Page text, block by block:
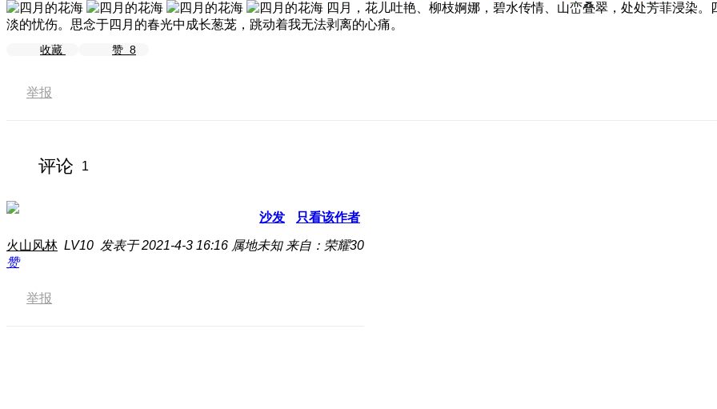
四月，花儿吐艳、柳枝婀娜，碧水传情、山峦叠翠，处处芳菲浸染
淡的忧伤。思念于四月的春光中成长葱茏，跳动着我无法剥离的心痛。
收藏 赞 8
举报
评论 1
沙发 只看该作者
火山风林 LV10 发表于 2021-4-3 16:16 属地未知 来自：荣耀30
赞
举报